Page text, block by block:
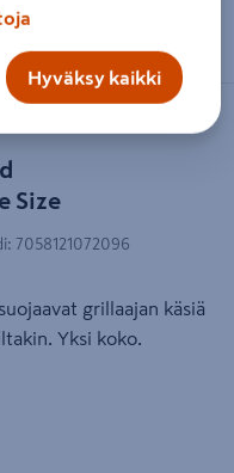
kosketusnäytöllä
Size
: 7058121072096
grillaajan käsiä
Yksi koko.
Hyväksy kaikki